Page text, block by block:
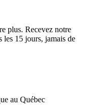
plus. Recevez notre
les 15 jours, jamais de